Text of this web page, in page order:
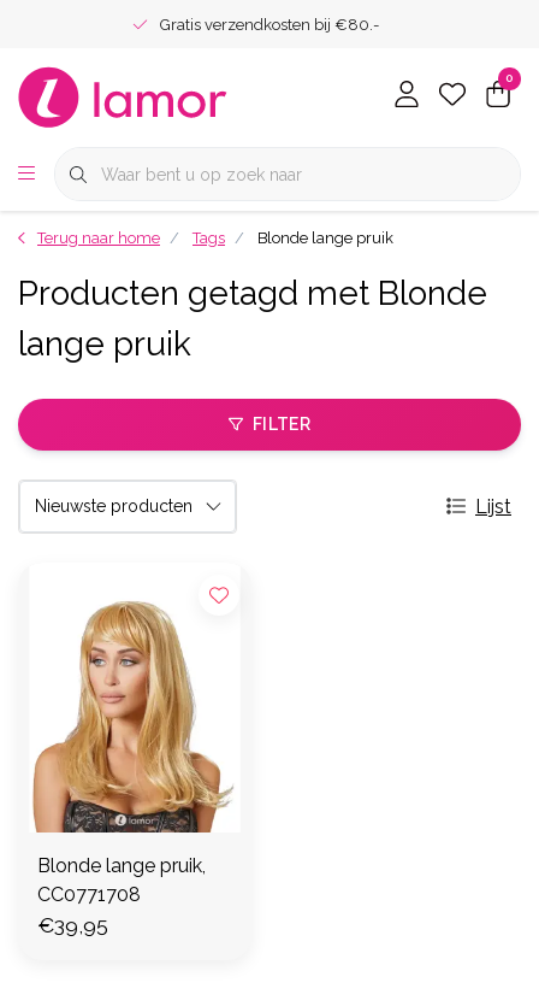
Gratis verzendkosten bij €80.-
0
Terug naar home Tags Blonde lange pruik
Producten getagd met Blonde
lange pruik
FILTER
Lijst
Blonde lange pruik,
CC0771708
€39,95